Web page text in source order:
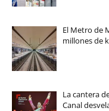
El Metro de
millones de
La cantera
Canal